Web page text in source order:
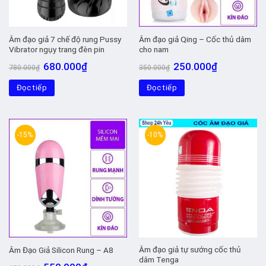
Âm đạo giả 7 chế độ rung Pussy
Vibrator ngụy trang đèn pin
780.000₫ Giá
gốc
là:
780.000₫.
680.000₫Giá
Đọc tiếp
Âm đạo giả Qing – Cốc thủ dâm
cho nam
350.000₫ Giá
gốc
là:
350.000₫.
250.000₫Giá
Đọc tiếp
-15%
Âm Đạo Giả Silicon Rung – A8
-10%
Âm đạo giả tự sướng cốc thủ
dâm Tenga